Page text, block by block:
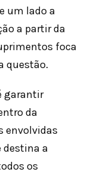
um lado a
a partir da
foca
questão.
garantir
da
envolvidas
destina a
os